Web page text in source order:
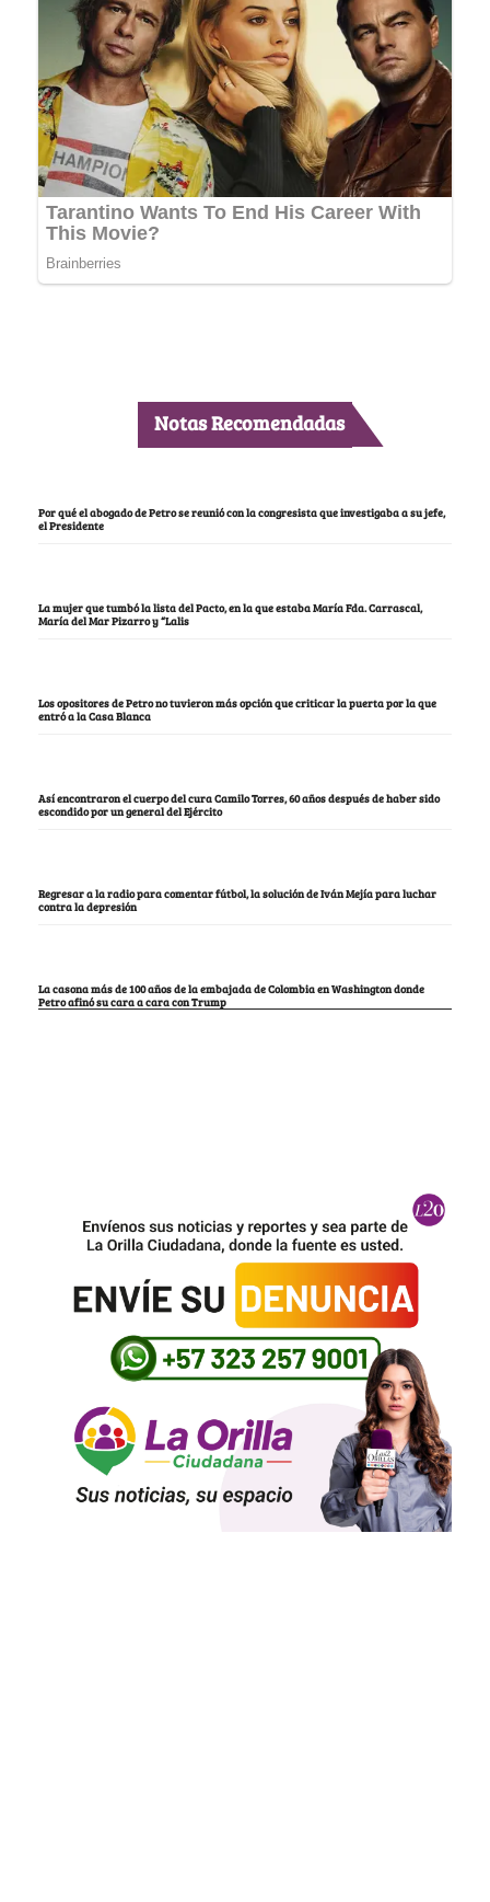
Notas Recomendadas
Por qué el abogado de Petro se reunió con la congresista que investigaba a su jefe,
el Presidente
La mujer que tumbó la lista del Pacto, en la que estaba María Fda. Carrascal,
María del Mar Pizarro y “Lalis
Los opositores de Petro no tuvieron más opción que criticar la puerta por la que
entró a la Casa Blanca
Así encontraron el cuerpo del cura Camilo Torres, 60 años después de haber sido
escondido por un general del Ejército
Regresar a la radio para comentar fútbol, la solución de Iván Mejía para luchar
contra la depresión
La casona más de 100 años de la embajada de Colombia en Washington donde
Petro afinó su cara a cara con Trump